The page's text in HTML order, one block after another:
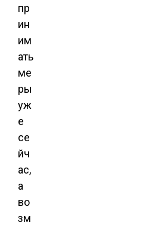
пр
ин
им
ать
ме
ры
уж
е
се
йч
ас,
а
во
зм